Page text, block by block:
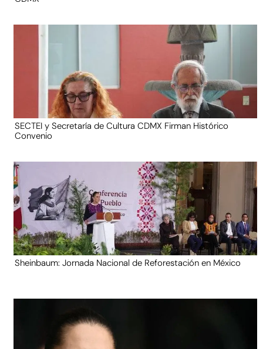
SECTEI y Secretaría de Cultura CDMX Firman Histórico
Convenio
Sheinbaum: Jornada Nacional de Reforestación en México